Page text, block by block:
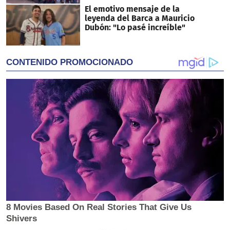
El emotivo mensaje de la
leyenda del Barca a Mauricio
Dubón: "Lo pasé increíble"